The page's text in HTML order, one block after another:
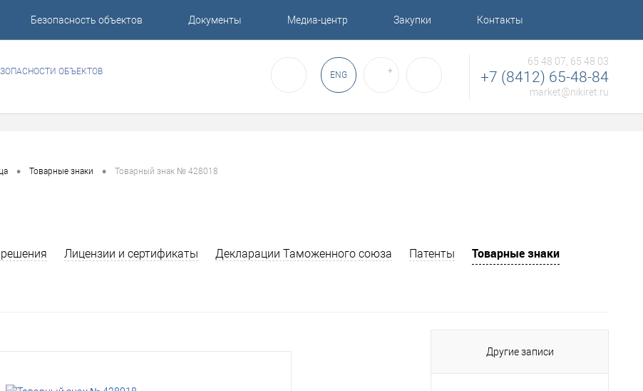
Безопасность объектов Документы Медиа-центр Закупки Контакты
ОБЪЕКТОВ
ENG ✚
65 48 07, 65 48 03
+7 (8412) 65-48-84
market@nikiret.ru
• Товарные знаки • Товарный знак № 428018
Лицензии и сертификаты Декларации Таможенного союза Патенты Товарные знаки
Другие записи